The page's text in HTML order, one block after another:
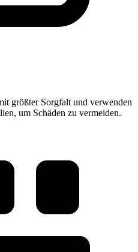
größter Sorgfalt und verwenden
um Schäden zu vermeiden.